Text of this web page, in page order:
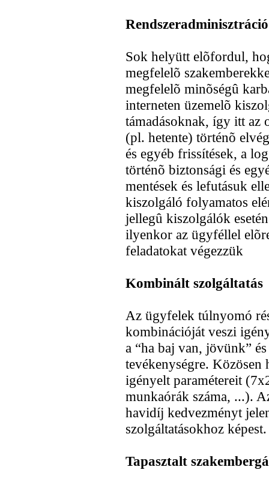
Rendszeradminisztráció
Sok helyütt elõfordul,
megfelelõ
megfelelõ minõségû
interneten üzemelõ
támadásoknak, így itt az
(pl. hetente) történõ
és egyéb frissítések, a
történõ biztonsági és
mentések és lefutásuk
kiszolgáló folyamatos
jellegû kiszolgálók
ilyenkor az ügyféllel
feladatokat végezzük
Kombinált szolgáltatás
Az ügyfelek túlnyomó
kombinációját veszi
a “ha baj van, jövünk”
tevékenységre. Közösen
igényelt paramétereit
munkaórák száma, ...).
havidíj kedvezményt
szolgáltatásokhoz képest.
Tapasztalt